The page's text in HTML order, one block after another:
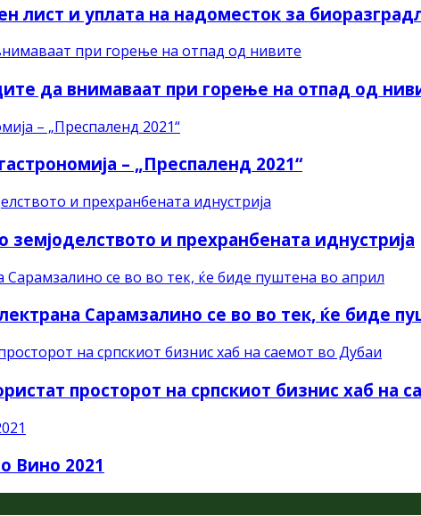
лист и уплата на надоместок за
да внимаваат при горење на отпад од
– „Преспаленд 2021“
земјоделството и прехранбената иднустрија
Сарамзалино се во во тек, ќе биде
просторот на српскиот бизнис хаб на
Вино 2021